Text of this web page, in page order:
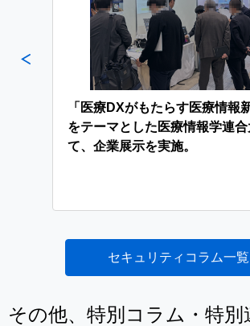
「医療DXがもたらす医療情報
をテーマとした医療情報学連合
て、企業展示を実施。
セキュリティコラム一覧
その他、特別コラム・特別